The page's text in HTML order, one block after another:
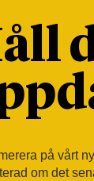
på vårt
om det